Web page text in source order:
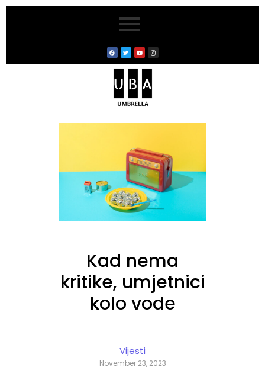
Kad nema
kritike, umjetnici
kolo vode
Vijesti
November 23, 2023